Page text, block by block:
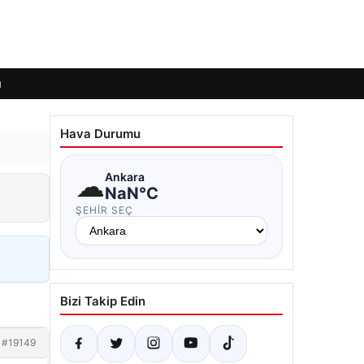
#19149
Hava Durumu
☁Ankara
NaN°C
ŞEHIR SEÇ
Bizi Takip Edin